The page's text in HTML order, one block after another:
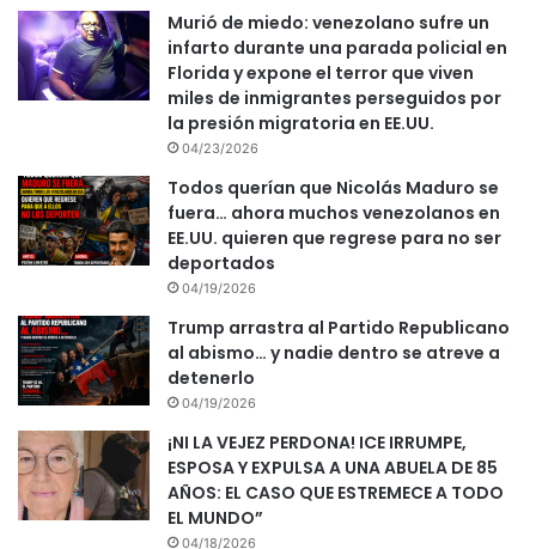
Murió de miedo: venezolano sufre un
infarto durante una parada policial en
Florida y expone el terror que viven
miles de inmigrantes perseguidos por
la presión migratoria en EE.UU.
04/23/2026
Todos querían que Nicolás Maduro se
fuera… ahora muchos venezolanos en
EE.UU. quieren que regrese para no ser
deportados
04/19/2026
Trump arrastra al Partido Republicano
al abismo… y nadie dentro se atreve a
detenerlo
04/19/2026
¡NI LA VEJEZ PERDONA! ICE IRRUMPE,
ESPOSA Y EXPULSA A UNA ABUELA DE 85
AÑOS: EL CASO QUE ESTREMECE A TODO
EL MUNDO”
04/18/2026